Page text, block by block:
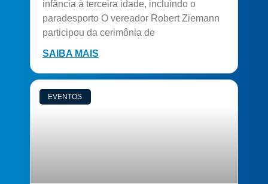
infância à terceira idade, incluindo o
paradesporto O vereador Robert Ziemann
participou da cerimônia de
SAIBA MAIS
EVENTOS